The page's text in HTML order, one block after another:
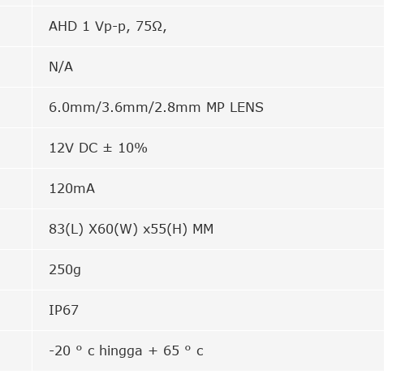
AHD 1 Vp-p, 75Ω,
N/A
6.0mm/3.6mm/2.8mm MP LENS
12V DC ± 10%
120mA
83(L) X60(W) x55(H) MM
250g
IP67
-20 ° c hingga + 65 ° c